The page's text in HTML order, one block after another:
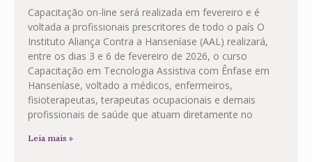
Capacitação on-line será realizada em fevereiro e é
voltada a profissionais prescritores de todo o país O
Instituto Aliança Contra a Hanseníase (AAL) realizará,
entre os dias 3 e 6 de fevereiro de 2026, o curso
Capacitação em Tecnologia Assistiva com Ênfase em
Hanseníase, voltado a médicos, enfermeiros,
fisioterapeutas, terapeutas ocupacionais e demais
profissionais de saúde que atuam diretamente no
Leia mais »